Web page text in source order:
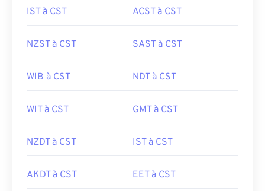
IST à CST ACST à CST
NZST à CST SAST à CST
WIB à CST NDT à CST
WIT à CST GMT à CST
NZDT à CST IST à CST
AKDT à CST EET à CST